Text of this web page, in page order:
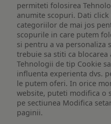
permiteti folosirea
anumite scopuri. Dati
categoriilor de mai jos
scopurile in care putem
si pentru a va personaliza
trebuie sa stiti ca
Tehnologii de tip Cookie
influenta experienta dvs.
le putem oferi. In orice
website, puteti modifica o
pe sectiunea Modifica
paginii.